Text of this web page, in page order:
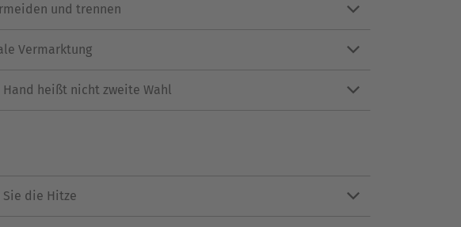
und trennen
Vermarktung
Hand heißt nicht zweite Wahl
Sie die Hitze